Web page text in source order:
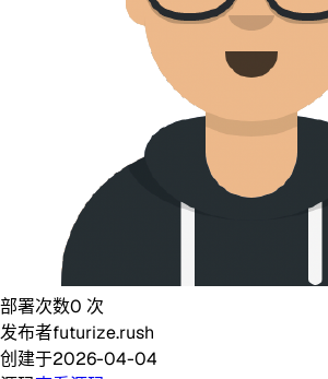
部署次数0 次
发布者futurize.rush
创建于2026-04-04